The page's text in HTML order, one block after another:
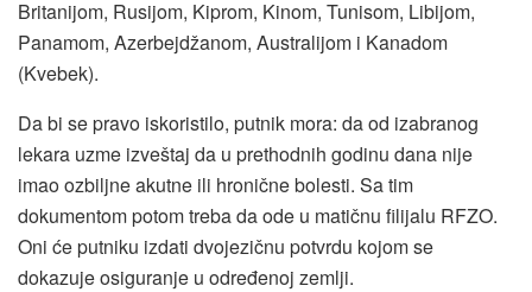
Britanijom, Rusijom, Kiprom, Kinom, Tunisom, Libijom,
Panamom, Azerbejdžanom, Australijom i Kanadom
(Kvebek).
Da bi se pravo iskoristilo, putnik mora: da od izabranog
lekara uzme izveštaj da u prethodnih godinu dana nije
imao ozbiljne akutne ili hronične bolesti. Sa tim
dokumentom potom treba da ode u matičnu filijalu RFZO.
Oni će putniku izdati dvojezičnu potvrdu kojom se
dokazuje osiguranje u određenoj zemlji.